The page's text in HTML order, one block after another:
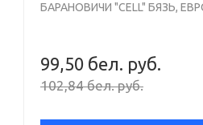
БАРАНОВИЧИ "CELL" БЯЗЬ,
99,50 бел. руб.
102,84 бел. руб.